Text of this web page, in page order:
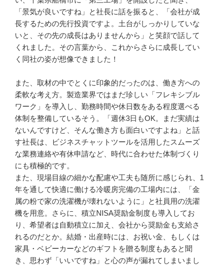
「景気が良いですね」と社長に話を振ると、「会社が成
長するための先行投資ですよ。土台がしっかりしていな
いと、その先の成長はありませんから」と笑顔で話して
くれました。その言葉から、これからさらに成長してい
く同社の姿が想像できました！
また、取材の中でとくに印象的だったのは、働き方への
柔軟な考え方。製造業界ではまだ珍しい「フレキシブル
ワーク」を導入し、勤務時間や休日数をある程度選べる
体制を整備しているそう。「週休3日もOK。まだ実績は
ないんですけど、そんな働き方も面白いですよね」と話
す社長は、ビジネスチャットツールを活用したスムーズ
な業務連絡や有休申請など、時代に合わせた体制づくり
にも積極的です。
また、現場目線の細かな配慮や工夫も随所に感じられ、1
年を通して快適に働ける冷暖房完備の工場内には、「金
属の粉で家の洗濯機が壊れないように」と社員用の洗濯
機を用意。さらに、積立NISA奨励金制度も導入してお
り、希望者は自動積立に加え、会社から奨励金も支給さ
れるのだとか。結婚・出産時には、お祝い金、もしくは
家具・ベビーカーなどのギフトを贈る制度もあると聞
き、思わず「いいですね」と心の声が漏れてしまいまし